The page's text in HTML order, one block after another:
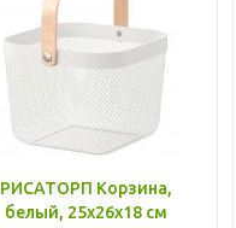
РИСАТОРП Корзина,
белый, 25x26x18 см